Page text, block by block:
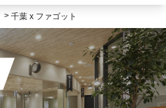
千葉 x ファゴット